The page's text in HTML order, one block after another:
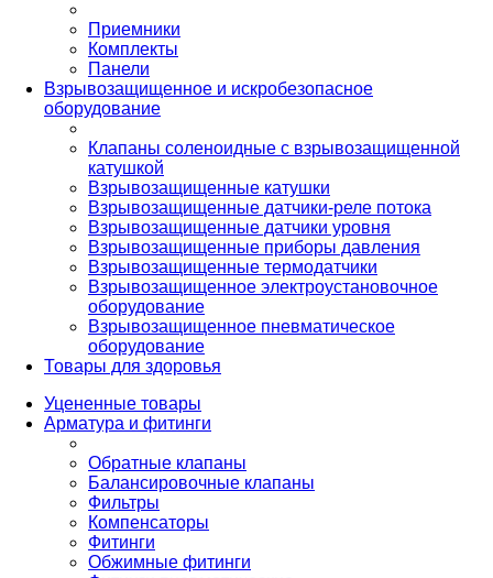
Приемники
Комплекты
Панели
Взрывозащищенное и искробезопасное
оборудование
Клапаны соленоидные с взрывозащищенной
катушкой
Взрывозащищенные катушки
Взрывозащищенные датчики-реле потока
Взрывозащищенные датчики уровня
Взрывозащищенные приборы давления
Взрывозащищенные термодатчики
Взрывозащищенное электроустановочное
оборудование
Взрывозащищенное пневматическое
оборудование
Товары для здоровья
Уцененные товары
Арматура и фитинги
Обратные клапаны
Балансировочные клапаны
Фильтры
Компенсаторы
Фитинги
Обжимные фитинги